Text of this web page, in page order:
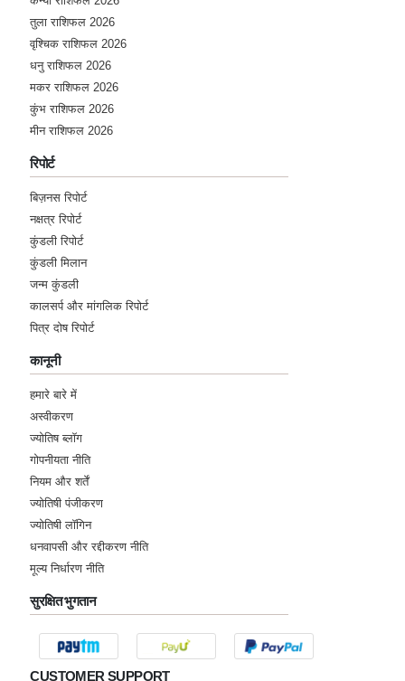
तुला राशिफल 2026
वृश्चिक राशिफल 2026
धनु राशिफल 2026
मकर राशिफल 2026
कुंभ राशिफल 2026
मीन राशिफल 2026
रिपोर्ट
बिज़नस रिपोर्ट
नक्षत्र रिपोर्ट
कुंडली रिपोर्ट
कुंडली मिलान
जन्म कुंडली
कालसर्प और मांगलिक रिपोर्ट
पित्र दोष रिपोर्ट
कानूनी
हमारे बारे में
अस्वीकरण
ज्योतिष ब्लॉग
गोपनीयता नीति
नियम और शर्तें
ज्योतिषी पंजीकरण
ज्योतिषी लॉगिन
धनवापसी और रद्दीकरण नीति
मूल्य निर्धारण नीति
सुरक्षित भुगतान
CUSTOMER SUPPORT